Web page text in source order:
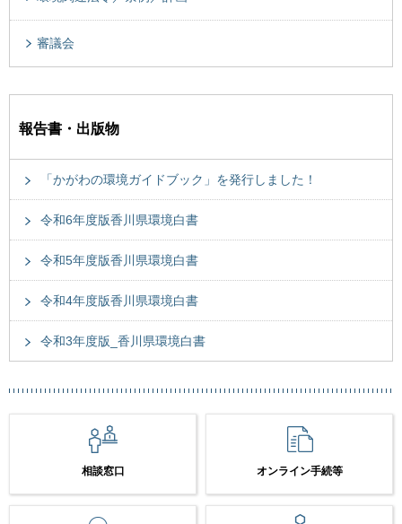
審議会
報告書・出版物
「かがわの環境ガイドブック」を発行しました！
令和6年度版香川県環境白書
令和5年度版香川県環境白書
令和4年度版香川県環境白書
令和3年度版_香川県環境白書
相談窓口 オンライン手続等